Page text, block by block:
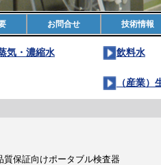
お問合せ 技術情報
気・濃縮水 飲料水
（産業）
質保証向けポータブル検査器